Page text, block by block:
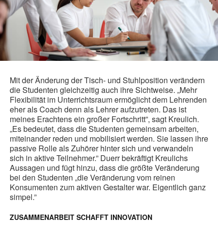
Mit der Änderung der Tisch- und Stuhlposition verändern
die Studenten gleichzeitig auch ihre Sichtweise. „Mehr
Flexibilität im Unterrichtsraum ermöglicht dem Lehrenden
eher als Coach denn als Lehrer aufzutreten. Das ist
meines Erachtens ein großer Fortschritt”, sagt Kreulich.
„Es bedeutet, dass die Studenten gemeinsam arbeiten,
miteinander reden und mobilisiert werden. Sie lassen ihre
passive Rolle als Zuhörer hinter sich und verwandeln
sich in aktive Teilnehmer.” Duerr bekräftigt Kreulichs
Aussagen und fügt hinzu, dass die größte Veränderung
bei den Studenten „die Veränderung vom reinen
Konsumenten zum aktiven Gestalter war. Eigentlich ganz
simpel.”
ZUSAMMENARBEIT SCHAFFT INNOVATION